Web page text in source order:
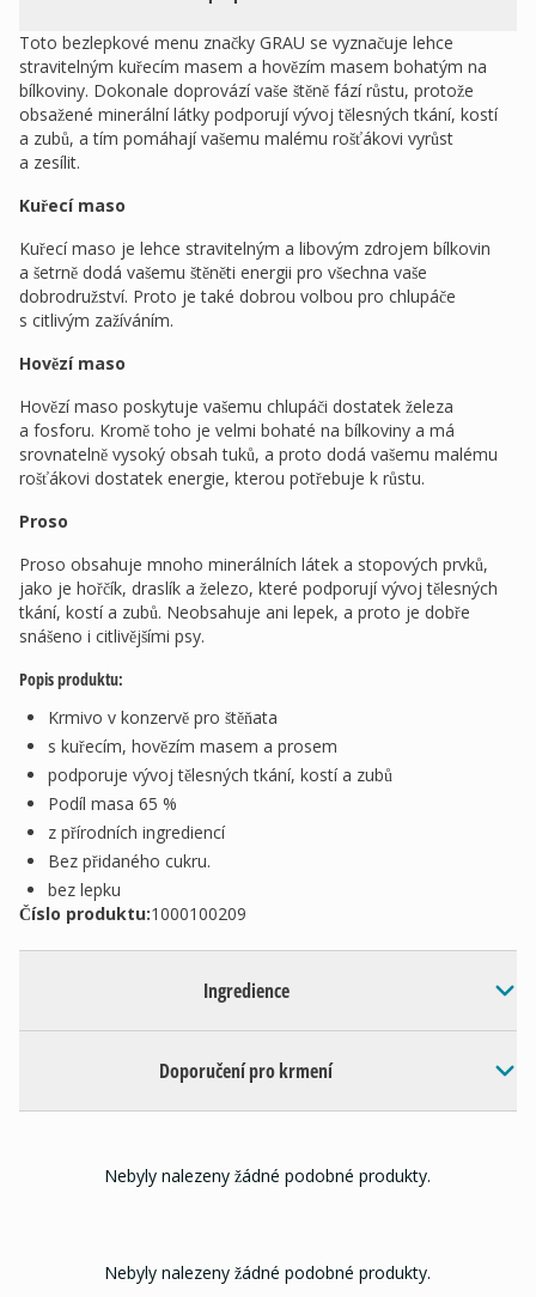
Toto bezlepkové menu značky GRAU se vyznačuje lehce
stravitelným kuřecím masem a hovězím masem bohatým na
bílkoviny. Dokonale doprovází vaše štěně fází růstu, protože
obsažené minerální látky podporují vývoj tělesných tkání, kostí
a zubů, a tím pomáhají vašemu malému rošťákovi vyrůst
a zesílit.
Kuřecí maso
Kuřecí maso je lehce stravitelným a libovým zdrojem bílkovin
a šetrně dodá vašemu štěněti energii pro všechna vaše
dobrodružství. Proto je také dobrou volbou pro chlupáče
s citlivým zažíváním.
Hovězí maso
Hovězí maso poskytuje vašemu chlupáči dostatek železa
a fosforu. Kromě toho je velmi bohaté na bílkoviny a má
srovnatelně vysoký obsah tuků, a proto dodá vašemu malému
rošťákovi dostatek energie, kterou potřebuje k růstu.
Proso
Proso obsahuje mnoho minerálních látek a stopových prvků,
jako je hořčík, draslík a železo, které podporují vývoj tělesných
tkání, kostí a zubů. Neobsahuje ani lepek, a proto je dobře
snášeno i citlivějšími psy.
Popis produktu:
Krmivo v konzervě pro štěňata
s kuřecím, hovězím masem a prosem
podporuje vývoj tělesných tkání, kostí a zubů
Podíl masa 65 %
z přírodních ingrediencí
Bez přidaného cukru.
bez lepku
Číslo produktu:1000100209
Ingredience
Doporučení pro krmení
Nebyly nalezeny žádné podobné produkty.
Nebyly nalezeny žádné podobné produkty.